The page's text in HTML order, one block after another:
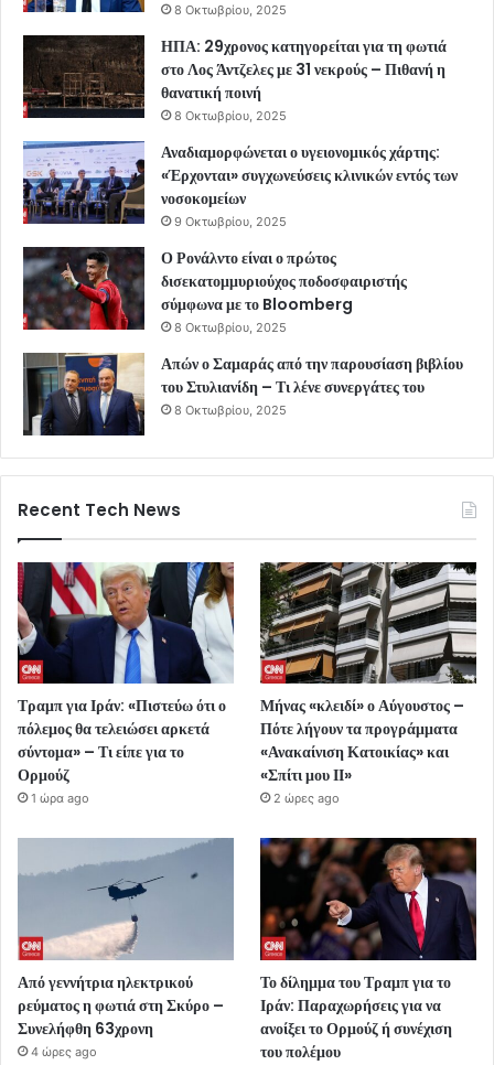
8 Οκτωβρίου, 2025
ΗΠΑ: 29χρονος κατηγορείται για τη φωτιά
στο Λος Άντζελες με 31 νεκρούς – Πιθανή η
θανατική ποινή
8 Οκτωβρίου, 2025
Αναδιαμορφώνεται ο υγειονομικός χάρτης:
«Έρχονται» συγχωνεύσεις κλινικών εντός των
νοσοκομείων
9 Οκτωβρίου, 2025
Ο Ρονάλντο είναι ο πρώτος
δισεκατομμυριούχος ποδοσφαιριστής
σύμφωνα με το Bloomberg
8 Οκτωβρίου, 2025
Απών ο Σαμαράς από την παρουσίαση βιβλίου
του Στυλιανίδη – Τι λένε συνεργάτες του
8 Οκτωβρίου, 2025
Recent Tech News
Τραμπ για Ιράν: «Πιστεύω ότι ο
πόλεμος θα τελειώσει αρκετά
σύντομα» – Τι είπε για το
Ορμούζ
1 ώρα ago
Μήνας «κλειδί» ο Αύγουστος –
Πότε λήγουν τα προγράμματα
«Ανακαίνιση Κατοικίας» και
«Σπίτι μου ΙΙ»
2 ώρες ago
Από γεννήτρια ηλεκτρικού
ρεύματος η φωτιά στη Σκύρο –
Συνελήφθη 63χρονη
4 ώρες ago
Το δίλημμα του Τραμπ για το
Ιράν: Παραχωρήσεις για να
ανοίξει το Ορμούζ ή συνέχιση
του πολέμου